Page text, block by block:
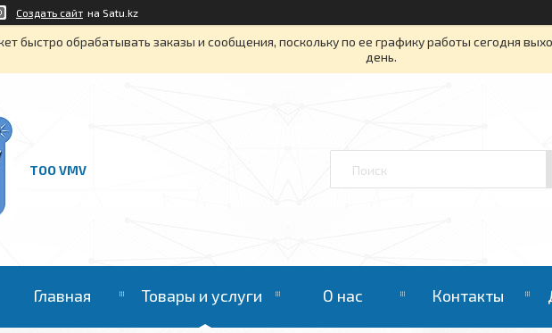
Создать сайт на Satu.kz
быстро обрабатывать заказы и сообщения, поскольку по ее графику работы сегодня
день.
ТОО VMV
Главная Товары и услуги О нас Контакты